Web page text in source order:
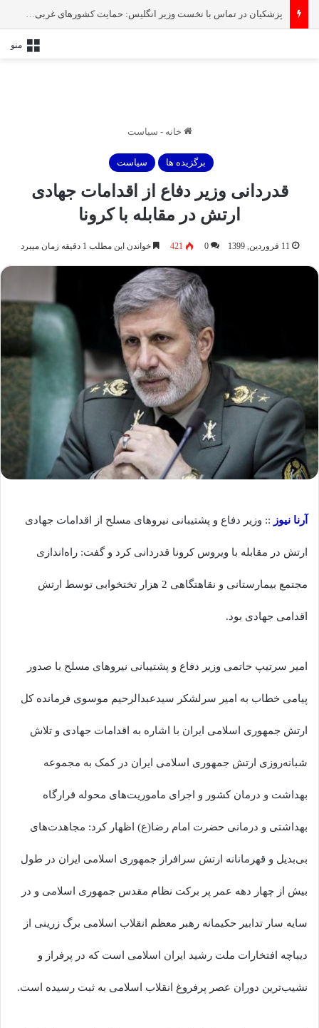
پزشکیان در تماس با نخست‌ وزیر انگلیس: حمایت کشور‌های غربی از رژیم صهیونیستی امنیت منطقه و جهان را به خطر انداخته است
منو
خانه - سیاست
برگزیده ها سیاست
قدردانی وزیر دفاع از اقدامات جهادی
ارتش در مقابله با کرونا
11 فروردین, 1399 0
421 خواندن این مطلب 1 دقیقه زمان میبرد
آرنا نیوز :: وزیر دفاع و پشتیبانی نیروهای مسلح از اقدامات جهادی
ارتش در مقابله با ویروس کرونا قدردانی کرد و گفت: راه‌اندازی
مجتمع بیمارستانی و نقاهتگاهی 2 هزار تختخوابی توسط ارتش
اقدامی جهادی بود.
امیر سرتیپ حاتمی وزیر دفاع و پشتیبانی نیروهای مسلح با صدور
پیامی خطاب به امیر سرلشکر سیدعبدالرحیم موسوی فرمانده کل
ارتش جمهوری اسلامی ایران با اشاره به اقدامات جهادی و تلاش
شبانه‌روزی ارتش جمهوری اسلامی ایران در کمک به مجموعه
بهداشت و درمان کشور و اجرای ماموریت‌های محوله قرارگاه
بهداشتی و درمانی حضرت امام رضا(ع) اظهار کرد: مجاهدت‌های
بی‌بدیل و قهرمانانه ارتش سرافراز جمهوری اسلامی ایران در طول
بیش از چهار دهه عمر پر برکت نظام مقدس جمهوری اسلامی و در
سایه سار تدابیر حکیمانه رهبر معظم انقلاب اسلامی برگ زرینی‌ از
دیباچه افتخارات ملت رشید ایران اسلامی است که در پرفراز و
نشیب‌ترین دوران عصر پرفروغ انقلاب اسلامی به ثبت رسیده است.